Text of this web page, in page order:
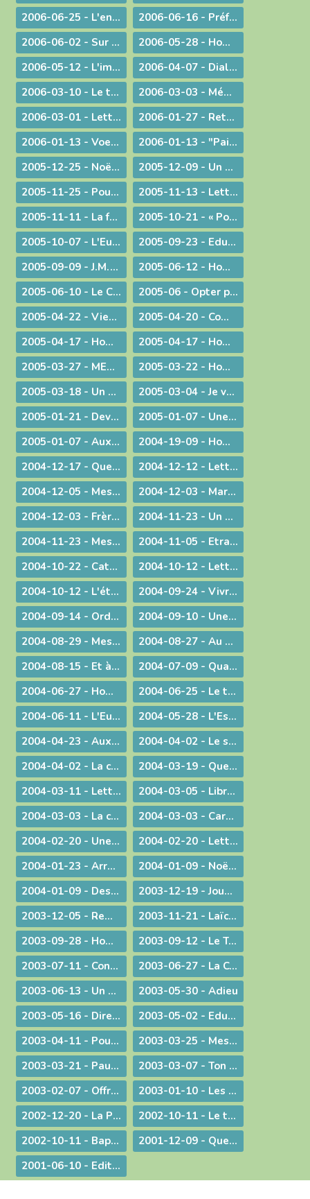
2006-06-25 - L'enjeu de toute existence : trouver Le chemin !
2006-06-16 - Préférer le bonheur à la vérité ?
2006-06-02 - Sur les pas de Jean-Paul II
2006-05-28 - Homélie à la messe télévisée à Notre-Dame de Bourg
2006-05-12 - L'immigration
2006-04-07 - Dialogue interreligieux
2006-03-10 - Le trésor de la foi
2006-03-03 - Méditation sur l'Evangile du 4° dimanche de Carême 2006
2006-03-01 - Lettre aux prêtres et aux diacres
2006-01-27 - Retour aux origines
2006-01-13 - Voeux... pour aujourd'hui
2006-01-13 - "Paix sur la terre !"
2005-12-25 - Noël : la nouveauté chrétienne
2005-12-09 - Un modèle de persévérance dans l'élaboration d'une loi
2005-11-25 - Pour une laïcité constructive
2005-11-13 - Lettre aux prêtres et aux diacres
2005-11-11 - La faiblesse au service d'une cause
2005-10-21 - « Pour de nouveaux modes de vie ! »
2005-10-07 - L'Eucharistie, source de la transformation des cœurs et du monde
2005-09-23 - Eduquer
2005-09-09 - J.M.J. du souvenir à l'avenir !
2005-06-12 - Homélie pour des ordinations diaconales
2005-06-10 - Le Curé d'Ars chez le Pape !
2005-06 - Opter pour l'avenir
2005-04-22 - Viens Esprit-Saint !
2005-04-20 - Communiqué à l'occasion de l'élection du Pape Benoît XVI
2005-04-17 - Homélie pour la journée des vocations
2005-04-17 - Homélie pour la journée des vocations
2005-03-27 - MESSAGE PASCAL 2005 : Marcher avec nos jambes !
2005-03-22 - Homélie pour la messe chrismale
2005-03-18 - Un degré de plus !
2005-03-04 - Je vais devenir plus pratiquant
2005-01-21 - Devant l'absurde
2005-01-07 - Une conscience planétaire
2005-01-07 - Aux portes du bonheur !
2004-19-09 - Homélie pour la Messe retransmise par la télévision depuis l'abbatiale d'Ambronay
2004-12-17 - Quelle Famille ?
2004-12-12 - Lettre aux prêtres
2004-12-05 - Message lors de la Messe d'au revoir à St-Didier-sur-Chalaronne
2004-12-03 - Marie, le premier tabernacle de l'histoire
2004-12-03 - Frère Gabriel Taborin, à l'école de la Sainte Famille
2004-11-23 - Un peu d'air frais !
2004-11-23 - Message lors du coup d'envoi pour les JMJ !
2004-11-05 - Etranges, surprenantes Béatitudes
2004-10-22 - Catécoeur ! Jésus est mon trésor
2004-10-12 - Lettre aux prêtres
2004-10-12 - L'étrange pouvoir du clown
2004-09-24 - Vivre en Eglise
2004-09-14 - Ordination sacerdotale à la Chartreuse de Portes
2004-09-10 - Une année eucharistique, 2005
2004-08-29 - Message aux catholiques de Bourg et des environs
2004-08-27 - Au seuil de la nouvelle année pastorale
2004-08-15 - Et à l'heure de notre mort
2004-07-09 - Quand Dieu est reconduit à la frontière
2004-06-27 - Homélie pour les ordinations
2004-06-25 - Le temps des changements
2004-06-11 - L'Eucharistie dans le réalisme de sa célébration
2004-05-28 - L'Esprit de Vérité, "que le Père enverra en mon nom"
2004-04-23 - Aux heures d'incertitude : une figure de sainteté sacerdotale
2004-04-02 - Le sérieux de l'existence humaine
2004-04-02 - La charité ne se sous-traite pas
2004-03-19 - Quel avenir pour le monde ?
2004-03-11 - Lettre au Cardinal Rouco Varela, archevêque de Madrid, après les attentats du 11 mars 2004
2004-03-05 - Libre méditation sur le récit des tentations du Christ
2004-03-03 - La conversion est possible
2004-03-03 - Carême : Lettre pastorale & Courrier aux prêtres du diocèse
2004-02-20 - Une visite pas comme les autres !
2004-02-20 - Lettre de l'évêque de Belley-Ars aux prêtres du diocèse
2004-01-23 - Arrêt sur image
2004-01-09 - Noël ! "un" Sauveur ou "LE" Sauveur
2004-01-09 - Des voeux de nouvel an tirés de l'actualité
2003-12-19 - Jouez hautbois, résonnez musettes !
2003-12-05 - Remue-ménage au parlement !
2003-11-21 - Laïcité : confiance et appréhension
2003-09-28 - Homélie de la Messe du 26° dimanche ordinaire radiodiffusée depuis l'Abbaye d'Ambronay
2003-09-12 - Le Trésor de l'Eucharistie
2003-07-11 - Continuez votre oeuvre précieuse et irremplaçable
2003-06-27 - La Constitution européenne : ultime version - Un silence plus éloquent que toutes les paroles
2003-06-13 - Un préambule contesté
2003-05-30 - Adieu
2003-05-16 - Dire merci !
2003-05-02 - Education et vocation
2003-04-11 - Pour une catéchèse pascale
2003-03-25 - Message aux communautés musulmanes et chrétiennes de Bourg-en-Bresse
2003-03-21 - Paul Couturier, apôtre de l'unité
2003-03-07 - Ton Père voit dans le secret !
2003-02-07 - Offrir ses mains et son cœur
2003-01-10 - Les bienfaits du dialogue œcuménique
2002-12-20 - La Prière à Marie : un itinéraire de contemplation, une source pour l'action
2002-10-11 - Le temps de la mission
2002-10-11 - Baptême et mariage - Dans une pastorale d'évangélisation harmoniser nos pratiques pour mieux proposer la foi
2001-12-09 - Questions d'actualité avec Mgr Bagnard
2001-06-10 - Edito : Pour qu'ils aient la vie en abondance !